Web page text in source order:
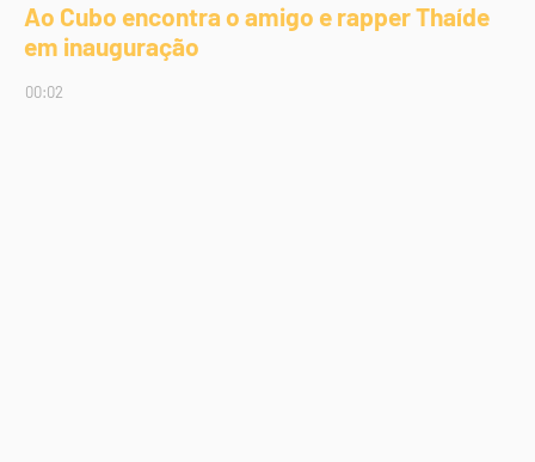
Ao Cubo encontra o amigo e rapper Thaíde
em inauguração
00:02